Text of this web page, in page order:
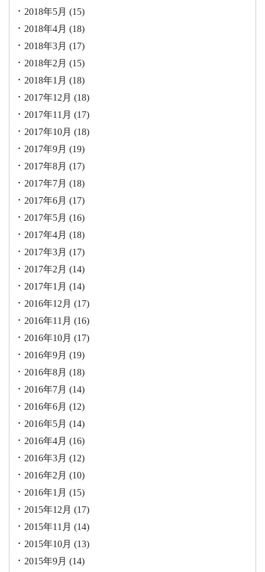
2018年5月 (15)
2018年4月 (18)
2018年3月 (17)
2018年2月 (15)
2018年1月 (18)
2017年12月 (18)
2017年11月 (17)
2017年10月 (18)
2017年9月 (19)
2017年8月 (17)
2017年7月 (18)
2017年6月 (17)
2017年5月 (16)
2017年4月 (18)
2017年3月 (17)
2017年2月 (14)
2017年1月 (14)
2016年12月 (17)
2016年11月 (16)
2016年10月 (17)
2016年9月 (19)
2016年8月 (18)
2016年7月 (14)
2016年6月 (12)
2016年5月 (14)
2016年4月 (16)
2016年3月 (12)
2016年2月 (10)
2016年1月 (15)
2015年12月 (17)
2015年11月 (14)
2015年10月 (13)
2015年9月 (14)